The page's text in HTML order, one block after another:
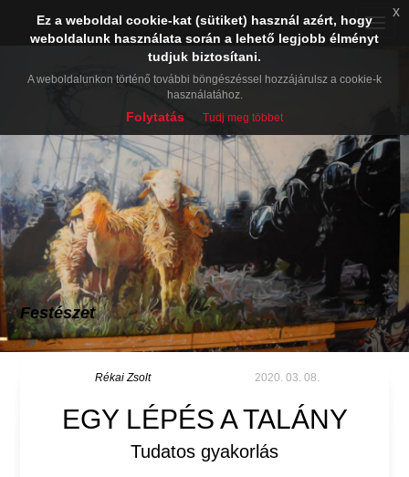
Toggle
Festészet
Rékai Zsolt 2020. 03. 08.
EGY LÉPÉS A TALÁNY
Tudatos gyakorlás
Ez a weboldal cookie-kat (sütiket) használ azért, hogy
weboldalunk használata során a lehető legjobb élményt
tudjuk biztosítani.
A weboldalunkon történő további böngészéssel hozzájárulsz a cookie-k
használatához.
Folytatás Tudj meg többet
x